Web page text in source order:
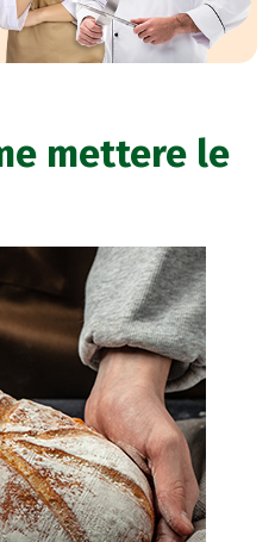
mettere le